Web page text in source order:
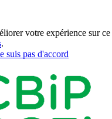
votre expérience sur
.
suis pas d'accord